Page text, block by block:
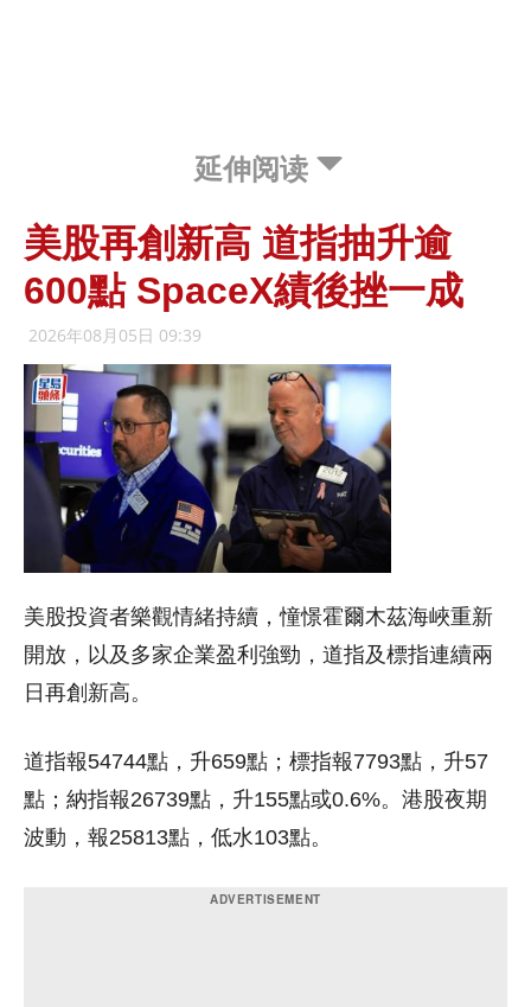
延伸阅读
美股再創新高 道指抽升逾
600點 SpaceX績後挫一成
2026年08月05日 09:39
美股投資者樂觀情緒持續，憧憬霍爾木茲海峽重新
開放，以及多家企業盈利強勁，道指及標指連續兩
日再創新高。
道指報54744點，升659點；標指報7793點，升57
點；納指報26739點，升155點或0.6%。港股夜期
波動，報25813點，低水103點。